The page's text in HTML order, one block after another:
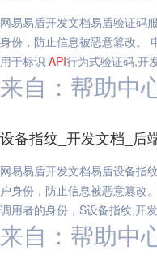
网易易盾开发文档易盾验证码
身份，防止信息被恶意篡改。
用于标识 API行为式验证码,开
来自：帮助中
设备指纹_开发文档_后
网易易盾开发文档易盾设备指
户身份，防止信息被恶意篡改
调用者的身份，S设备指纹,开
来自：帮助中